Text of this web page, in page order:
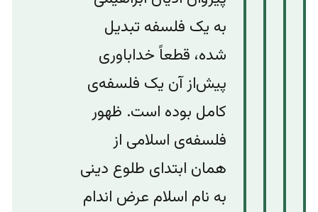
به یک فلسفه تبدیل
شده، قطعاً خداباوری
پیش‌از آن یک فلسفه‌ی
کامل بوده است. ظهور
فلسفه‌ی اسلامی از
همان ابتدای طلوع دینی
به نام اسلام عرض اندام